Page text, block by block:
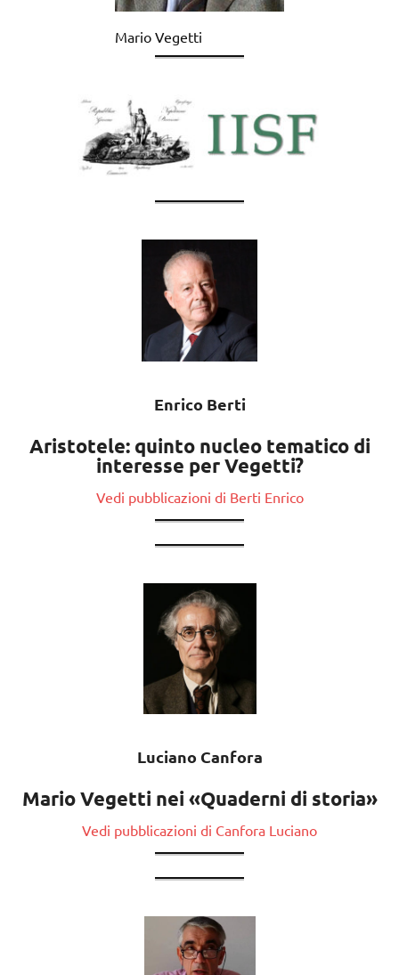
Mario Vegetti
Enrico Berti
Aristotele: quinto nucleo tematico di
interesse per Vegetti?
Vedi pubblicazioni di Berti Enrico
Luciano Canfora
Mario Vegetti nei «Quaderni di storia»
Vedi pubblicazioni di Canfora Luciano